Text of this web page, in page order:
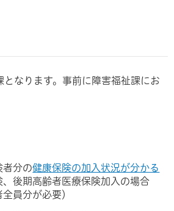
となります。事前に障害福祉課にお
者分の健康保険の加入状況が分かる
、後期高齢者医療保険加入の場合
員分が必要）